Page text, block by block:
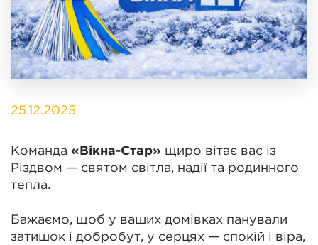
25.12.2025
Команда «Вікна-Стар» щиро вітає вас із
Різдвом — святом світла, надії та родинного
тепла.
Бажаємо, щоб у ваших домівках панували
затишок і добробут, у серцях — спокій і віра,